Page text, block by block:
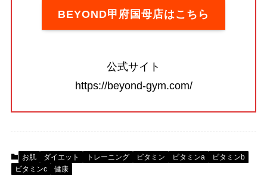
BEYOND甲府国母店はこちら
公式サイト
https://beyond-gym.com/
お肌 ダイエット トレーニング ビタミン ビタミンa
ビタミンb
ビタミンc
健康